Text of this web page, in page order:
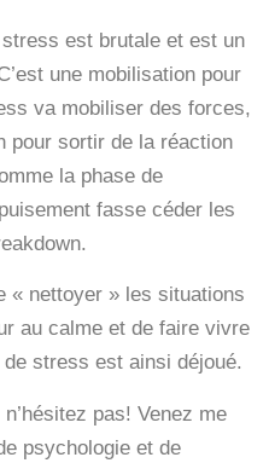
est brutale et est un
une mobilisation pour
va mobiliser des forces,
pour sortir de la réaction
la phase de
fasse céder les
« nettoyer » les situations
au calme et de faire vivre
stress est ainsi déjoué.
pas! Venez me
psychologie et de